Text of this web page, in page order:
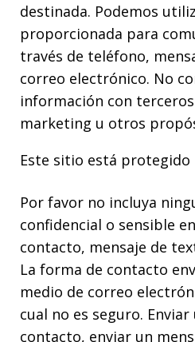
destinada. Podemos
proporcionada para
través de teléfono,
correo electrónico. No
información con
marketing u otros
Este sitio está protegido
Por favor no incluya
confidencial o sensible
contacto, mensaje de
La forma de contacto
medio de correo
cual no es seguro.
contacto, enviar un